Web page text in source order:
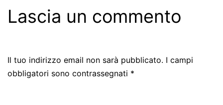
Lascia un commento
Il tuo indirizzo email non sarà pubblicato. I campi
obbligatori sono contrassegnati *